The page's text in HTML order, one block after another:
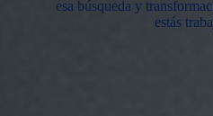
esa búsqueda y
estás